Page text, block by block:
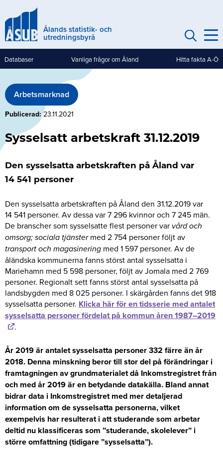
till
huvudinnehållÅlands statistik- och
utredningsbyrå
Genvägar
Databaser Vanliga frågor om Åland Hitta fakta A-Ö
Arbetsmarknad
Publicerad 23.11.2021
Sysselsatt arbetskraft 31.12.2019
Den sysselsatta arbetskraften på Åland var
14 541 personer
Den sysselsatta arbetskraften på Åland den 31.12.2019 var
14 541 personer. Av dessa var 7 296 kvinnor och 7 245 män.
De branscher som sysselsatte flest personer var vård och
omsorg; sociala tjänstermed 2 754 personer följt av
transport och magasinering med 1 597 personer. Av de
åländska kommunerna fanns störst antal sysselsatta i
Mariehamn med 5 598 personer, följt av Jomala med 2 769
personer. Regionalt sett fanns störst antal sysselsatta på
landsbygden med 8 025 personer. I skärgården fanns det 918
sysselsatta personer. Klicka här för en tidsserie med antalet
sysselsatta personer fördelat på kommun åren 1987–2019
.
År 2019 är antalet sysselsatta personer 332 färre än år
2018. Denna minskning beror till stor del på förändringar i
framtagningen av grundmaterialet då Inkomstregistret från
och med år 2019 är en betydande datakälla. Bland annat
bidrar data i Inkomstregistret med mer detaljerad
information om de sysselsatta personerna, vilket
exempelvis har resulterat i att studerande som arbetar
deltid nu klassificeras som ”studerande, skolelever” i
större omfattning (tidigare ”sysselsatta”).